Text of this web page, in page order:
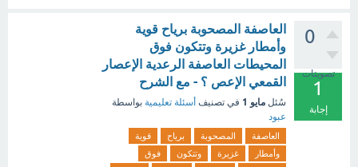
0
تصويتات
1
إجابة
العاصفة المصحوبة برياح قوية
وأمطار غزيرة وتتكون فوق
المحيطات العاصفة الرعدية الإعصار
القمعي الإعص ؟ - مع الشرح
سُئل مايو 1 في تصنيف أسئلة تعليمية بواسطة
عبود
العاصفة المصحوبة برياح
قوية
وأمطار
غزيرة وتتكون
فوق